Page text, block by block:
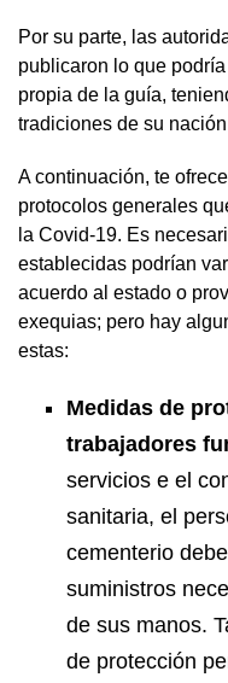
Por su parte, las
publicaron lo que
propia de la guía,
tradiciones de su
A continuación, te
protocolos generales
la Covid-19. Es
establecidas podrían
acuerdo al estado o
exequias; pero hay
estas:
Medidas de
trabajadores
servicios e el
sanitaria, el
cementerio
suministros
de sus manos.
de protección